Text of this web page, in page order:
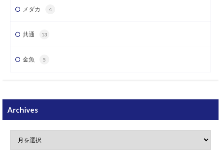
メダカ 4
共通 13
金魚 5
Archives